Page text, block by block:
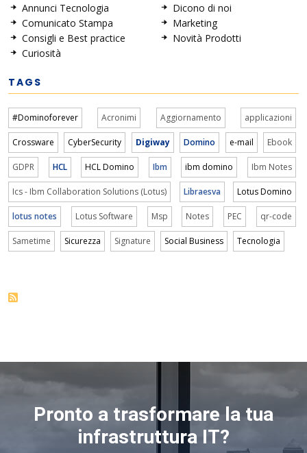
Annunci Tecnologia
Comunicato Stampa
Consigli e Best practice
Curiosità
Dicono di noi
Marketing
Novità Prodotti
TAGS
#Dominoforever Acronimi Aggiornamento applicazioni
Crossware CyberSecurity Digiway Domino e-mail Ebook
GDPR HCL HCL Domino Ibm ibm domino Ibm Notes
Ics - Ibm Collaboration Solutions (Lotus) Libraesva Lotus Domino
lotus notes Lotus Software Msp Notes PEC qr-code
Sametime Sicurezza Signature Social Business Tecnologia
Pronto a trasformare la tua
infrastruttura IT?